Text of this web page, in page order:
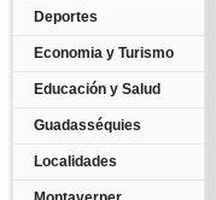
Deportes
Economia y Turismo
Educación y Salud
Guadasséquies
Localidades